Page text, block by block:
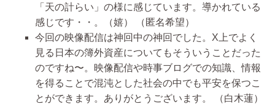
「天の計らい」の様に感じています。導かれている
感じです・・。（嬉）
（匿名希望）
今回の映像配信は神回中の神回でした。X上でよく
見る日本の簿外資産についてもそういうことだった
のですね〜。映像配信や時事ブログでの知識、情報
を得ることで混沌とした社会の中でも平安を保つこ
とができます。ありがとうございます。
（白木蓮）